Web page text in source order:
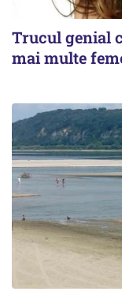
Trucul genial
mai multe